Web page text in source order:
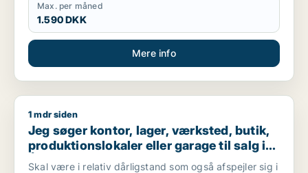
Max. per måned
1.590 DKK
Mere info
Jeg søger kontor, lager, værksted, butik, produktionslokaler
1 mdr siden
Jeg søger kontor, lager, værksted, butik,
produktionslokaler eller garage til salg i
Århus
Skal være i relativ dårligstand som også afspejler sig i